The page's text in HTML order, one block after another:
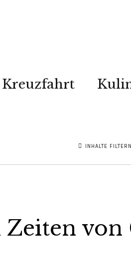
Kreuzfahrt
INHALTE FILTERN
von